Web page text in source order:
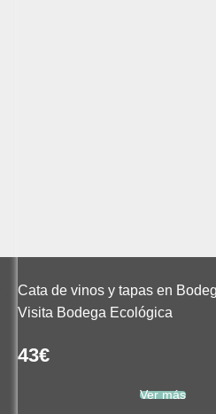
Cata de vinos y tapas en
Visita Bodega Ecológica
43€
Ver más